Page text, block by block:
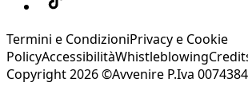
Termini e CondizioniPrivacy e Cookie
PolicyAccessibilitàWhistleblowing
Copyright 2026 ©Avvenire P.Iva